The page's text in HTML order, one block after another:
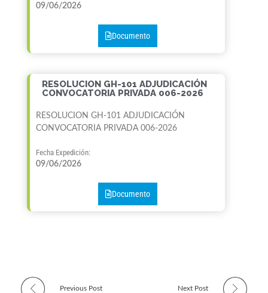
09/06/2026
Documento
RESOLUCION GH-101 ADJUDICACIÓN
CONVOCATORIA PRIVADA 006-2026
RESOLUCION GH-101 ADJUDICACIÓN
CONVOCATORIA PRIVADA 006-2026
Fecha Expedición:
09/06/2026
Documento
Previous Post Next Post